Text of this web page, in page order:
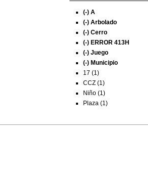
(-) A
(-) Arbolado
(-) Cerro
(-) ERROR 413H
(-) Juego
(-) Municipio
17 (1)
CCZ (1)
Niño (1)
Plaza (1)